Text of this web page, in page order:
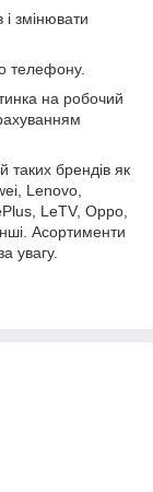
змінювати
телефону.
на робочий
таких брендів як
Lenovo,
LeTV, Oppo,
Асортименти
увагу.